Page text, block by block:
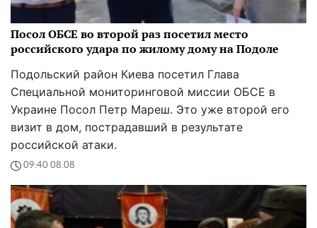
Посол ОБСЕ во второй раз посетил место
российского удара по жилому дому на Подоле
Подольский район Киева посетил Глава
Специальной мониторинговой миссии ОБСЕ в
Украине Посол Петр Мареш. Это уже второй его
визит в дом, пострадавший в результате
российской атаки.
09:40 08.08